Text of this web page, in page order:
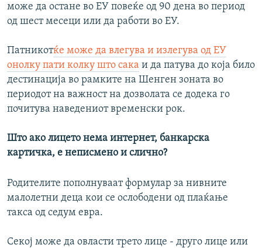
може да остане во ЕУ повеќе од 90 дена во период
од шест месеци или да работи во ЕУ.
Патникотќе може да влегува и излегува од ЕУ
онолку пати колку што сака и да патува до која било
дестинација во рамките на Шенген зоната во
периодот на важност на дозволата се додека го
почитува наведениот временски рок.
Што ако лицето нема интернет, банкарска
картичка, е неписмено и слично?
Родителите пополнуваат формулар за нивните
малолетни деца кои се ослободени од плаќање
такса од седум евра.
Секој може да овласти трето лице - друго лице или